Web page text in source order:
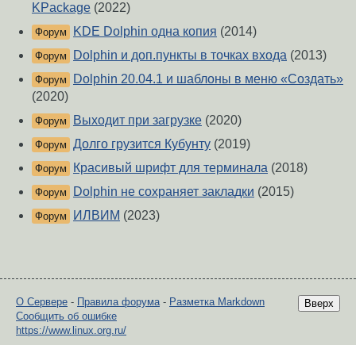
KPackage (2022)
Форум KDE Dolphin одна копия (2014)
Форум Dolphin и доп.пункты в точках входа (2013)
Форум
Dolphin 20.04.1 и шаблоны в меню «Создать»
(2020)
Форум Выходит при загрузке (2020)
Форум Долго грузится Кубунту (2019)
Форум Красивый шрифт для терминала (2018)
Форум Dolphin не сохраняет закладки (2015)
Форум ИЛВИМ (2023)
Вверх
О Сервере - Правила форума- Разметка Markdown
Сообщить об ошибке
https://www.linux.org.ru/